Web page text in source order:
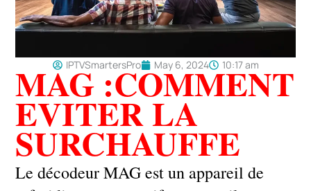
IPTVSmartersPro May 6, 2024 10:17 am
MAG :COMMENT
EVITER LA
SURCHAUFFE
Le décodeur MAG est un appareil de